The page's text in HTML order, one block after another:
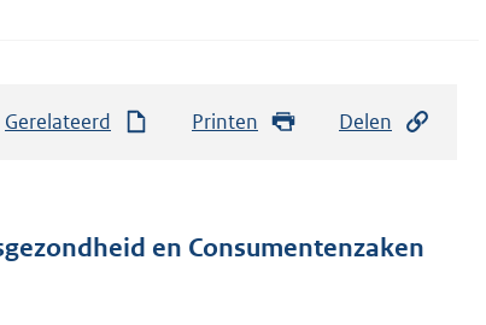
Gerelateerd Printen Delen
en Consumentenzaken